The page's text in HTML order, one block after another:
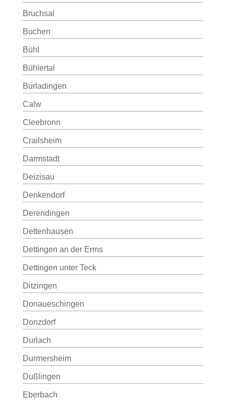
Bruchsal
Buchen
Bühl
Bühlertal
Burladingen
Calw
Cleebronn
Crailsheim
Darmstadt
Deizisau
Denkendorf
Derendingen
Dettenhausen
Dettingen an der Erms
Dettingen unter Teck
Ditzingen
Donaueschingen
Donzdorf
Durlach
Durmersheim
Dußlingen
Eberbach